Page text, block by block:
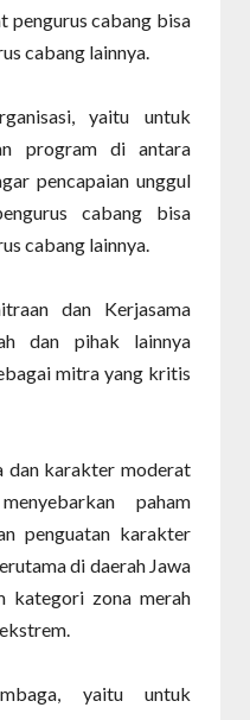
pengurus cabang bisa
cabang lainnya.
yaitu untuk
program di antara
pencapaian unggul
cabang bisa
cabang lainnya.
dan Kerjasama
dan pihak lainnya
mitra yang kritis
dan karakter moderat
paham
penguatan karakter
di daerah Jawa
kategori zona merah
yaitu untuk